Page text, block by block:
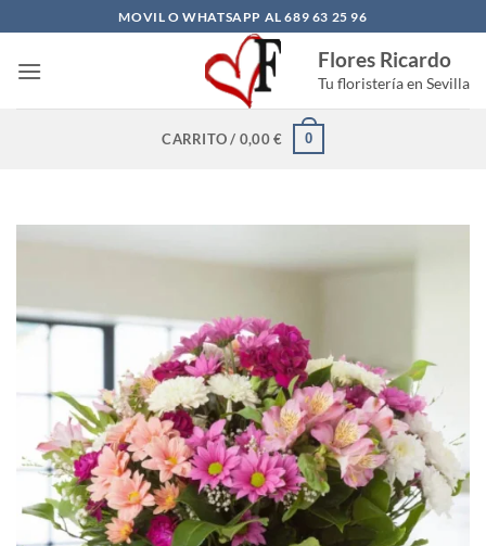
al
contenido
MOVIL O WHATSAPP AL 689 63 25 96
Flores Ricardo
Tu floristería en Sevilla
CARRITO / 0,00€ 0